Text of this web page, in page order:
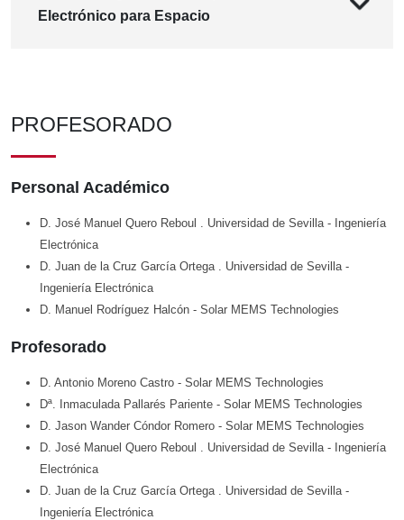
Electrónico para Espacio
PROFESORADO
Personal Académico
D. José Manuel Quero Reboul . Universidad de Sevilla - Ingeniería
Electrónica
D. Juan de la Cruz García Ortega
. Universidad de Sevilla -
Ingeniería Electrónica
D. Manuel Rodríguez Halcón - Solar MEMS Technologies
Profesorado
D. Antonio Moreno Castro - Solar MEMS Technologies
Dª. Inmaculada Pallarés Pariente - Solar MEMS Technologies
D. Jason Wander Cóndor Romero - Solar MEMS Technologies
D. José Manuel Quero Reboul
. Universidad de Sevilla - Ingeniería
Electrónica
D. Juan de la Cruz García Ortega
. Universidad de Sevilla -
Ingeniería Electrónica